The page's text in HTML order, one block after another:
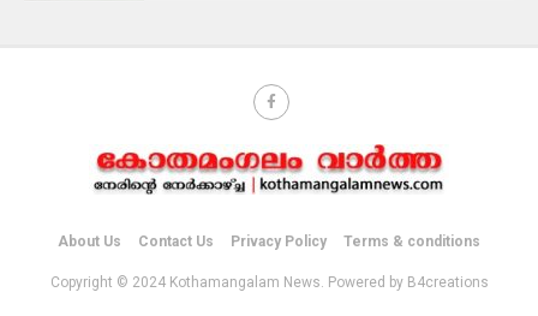
About Us Contact Us Privacy Policy Terms & conditions
Copyright © 2024 Kothamangalam News. Powered by B4creations